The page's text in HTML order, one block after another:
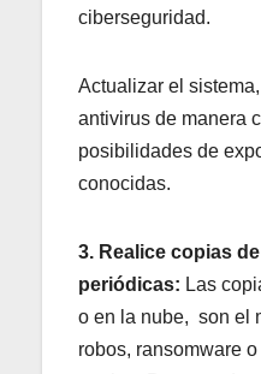
ciberseguridad.
Actualizar el
antivirus de manera
posibilidades de
conocidas.
3. Realice copias
periódicas: Las
o en la nube, son el
robos, ransomware